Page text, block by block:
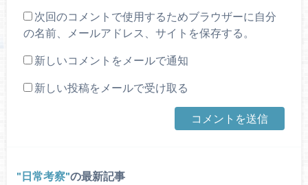
次回のコメントで使用するためブラウザーに自分
の名前、メールアドレス、サイトを保存する。
新しいコメントをメールで通知
新しい投稿をメールで受け取る
日常考察 の最新記事